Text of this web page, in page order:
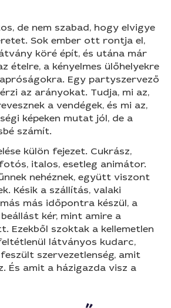
de nem szabad, hogy elvigye
Sok ember ott rontja el,
köré épít, és utána már
ételre, a kényelmes ülőhelyekre
Egy partyszervező
az arányokat. Tudja, mi az,
a vendégek, és mi az,
képeken mutat jól, de a
számít.
külön fejezet. Cukrász,
italos, esetleg animátor.
nehéznek, együtt viszont
Késik a szállítás, valaki
más időpontra készül, a
kér, mint amire a
Ezekből szoktak a kellemetlen
látványos kudarc,
szervezetlenség, amit
És amit a házigazda visz a